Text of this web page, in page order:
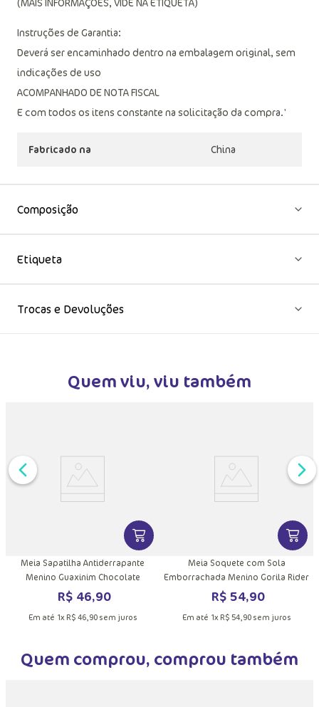
Instruções de Garantia:
Deverá ser encaminhado dentro na embalagem original, sem
indicações de uso
ACOMPANHADO DE NOTA FISCAL
E com todos os itens constante na solicitação da compra.'
Fabricado na China
Composição
Etiqueta
Trocas e Devoluções
Quem viu, viu também
INFORMAÇÕES DO PRODUTOVER MAIS INFORMAÇÕES DO
Meia Sapatilha Antiderrapante
Menino Guaxinim Chocolate
R$ 46,90
Em até 1x R$ 46,90sem juros
VER
Meia Soquete com Sola
Emborrachada Menino Gorila Rider
R$ 54,90
Em até 1x R$ 54,90sem juros
Quem comprou, comprou também